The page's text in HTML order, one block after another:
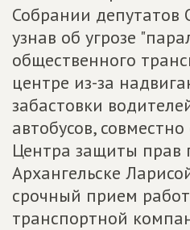
Собрании депутатов
узнав об угрозе
общественного
центре из-за
забастовки
автобусов,
Центра защиты прав
Архангельске
срочный прием
транспортной